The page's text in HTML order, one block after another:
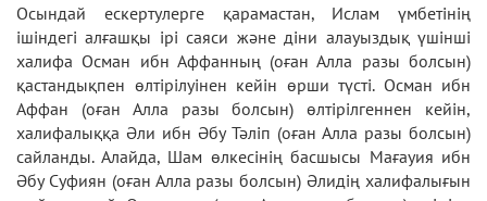
Осындай ескертулерге қарамастан, Ислам үмбетінің
ішіндегі алғашқы ірі саяси және діни алауыздық үшінші
халифа Осман ибн Аффанның (оған Алла разы болсын)
қастандықпен өлтірілуінен кейін өрши түсті. Осман ибн
Аффан (оған Алла разы болсын) өлтірілгеннен кейін,
халифалыққа Әли ибн Әбу Тәліп (оған Алла разы болсын)
сайланды. Алайда, Шам өлкесінің басшысы Мағауия ибн
Әбу Суфиян (оған Алла разы болсын) Әлидің халифалығын